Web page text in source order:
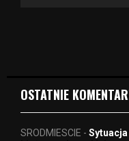
OSTATNIE
SRODMIESCIE - Sytuacja